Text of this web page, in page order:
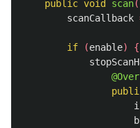
public void scan(
scanCallback
if (enable)
{